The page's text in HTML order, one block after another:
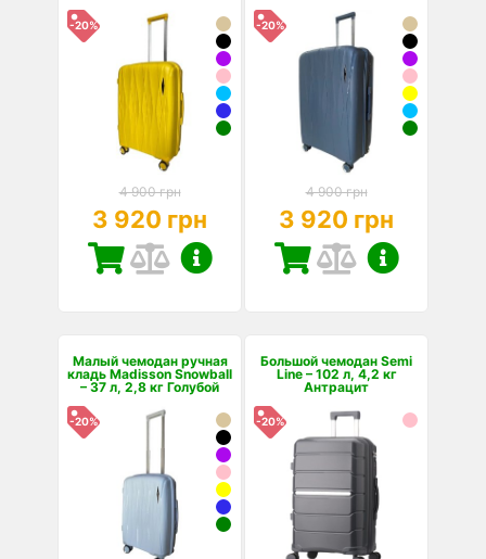
-20%
4 900 грн
3 920 грн
-20%
4 900 грн
3 920 грн
Малый чемодан ручная
кладь Madisson Snowball
– 37 л, 2,8 кг Голубой
-20%
Большой чемодан Semi
Line – 102 л, 4,2 кг
Антрацит
-20%